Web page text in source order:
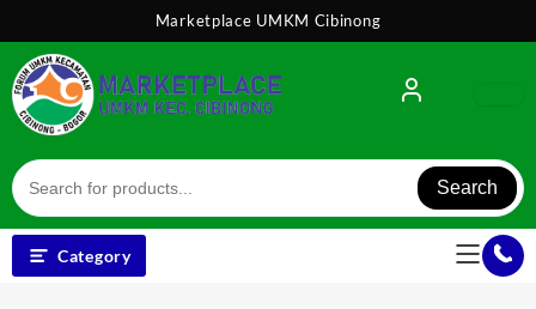
content
Marketplace UMKM Cibinong
Search
Category